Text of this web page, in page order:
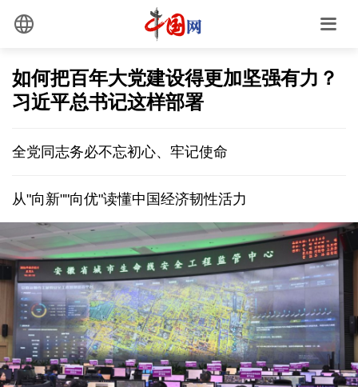
如何把百年大党建设得更加坚强有力？
习近平总书记这样部署
全党同志务必不忘初心、牢记使命
从"向新""向优"读懂中国经济韧性活力